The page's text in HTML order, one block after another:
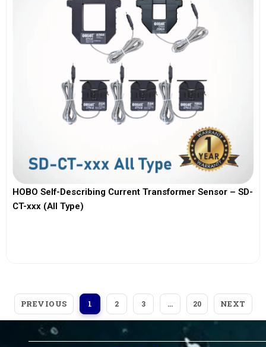
HOBO Self-Describing Current Transformer Sensor – SD-
CT-xxx (All Type)
PREVIOUS 1 2 3 … 20 NEXT